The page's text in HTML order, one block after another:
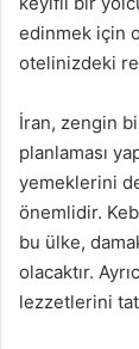
edinmek için
otelinizdeki
İran, zengin
planlaması
yemeklerini
önemlidir.
bu ülke,
olacaktır.
lezzetlerini